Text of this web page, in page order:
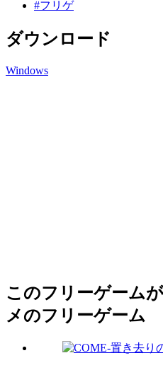
#フリゲ
ダウンロード
Windows
このフリーゲーム
メのフリーゲーム